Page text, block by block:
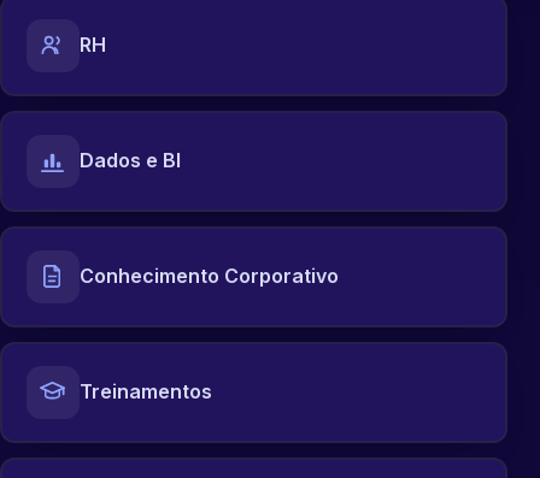
RH
Dados e BI
Conhecimento Corporativo
Treinamentos